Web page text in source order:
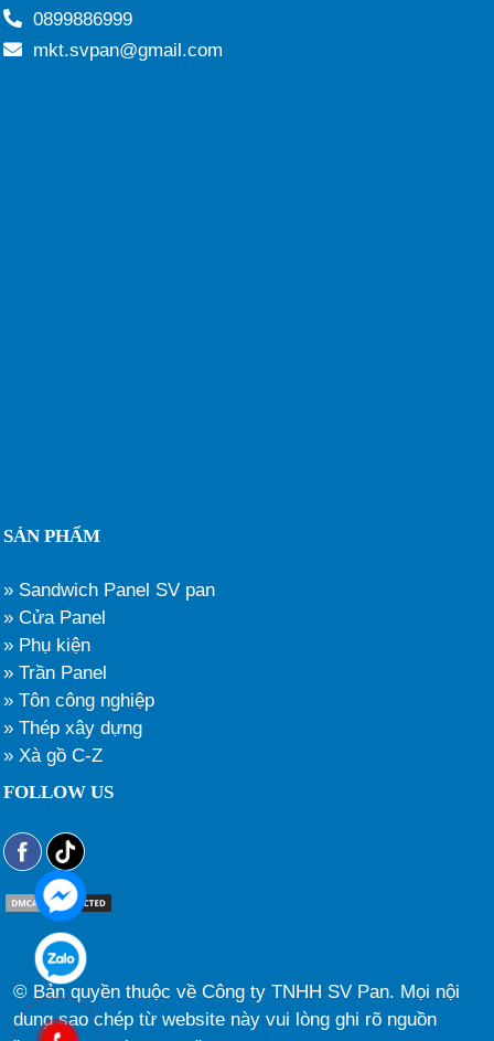
0899886999
mkt.svpan@gmail.com
SẢN PHẨM
» Sandwich Panel SV pan
» Cửa Panel
» Phụ kiện
» Trần Panel
» Tôn công nghiệp
» Thép xây dựng
» Xà gồ C-Z
FOLLOW US
© Bản quyền thuộc về Công ty TNHH SV Pan. Mọi nội
dung sao chép từ website này vui lòng ghi rõ nguồn